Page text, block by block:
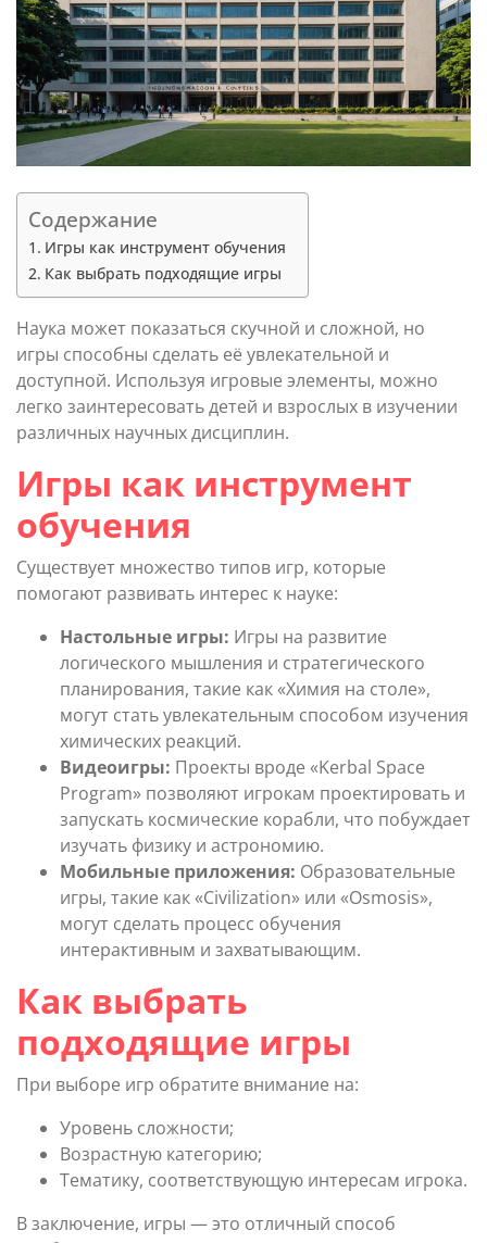
Содержание
Игры как инструмент обучения
Как выбрать подходящие игры
Наука может показаться скучной и сложной, но
игры способны сделать её увлекательной и
доступной. Используя игровые элементы, можно
легко заинтересовать детей и взрослых в изучении
различных научных дисциплин.
Игры как инструмент
обучения
Существует множество типов игр, которые
помогают развивать интерес к науке:
Настольные игры: Игры на развитие
логического мышления и стратегического
планирования, такие как «Химия на столе»,
могут стать увлекательным способом изучения
химических реакций.
Видеоигры: Проекты вроде «Kerbal Space
Program» позволяют игрокам проектировать и
запускать космические корабли, что побуждает
изучать физику и астрономию.
Мобильные приложения: Образовательные
игры, такие как «Civilization» или «Osmosis»,
могут сделать процесс обучения
интерактивным и захватывающим.
Как выбрать
подходящие игры
При выборе игр обратите внимание на:
Уровень сложности;
Возрастную категорию;
Тематику, соответствующую интересам игрока.
В заключение, игры — это отличный способ